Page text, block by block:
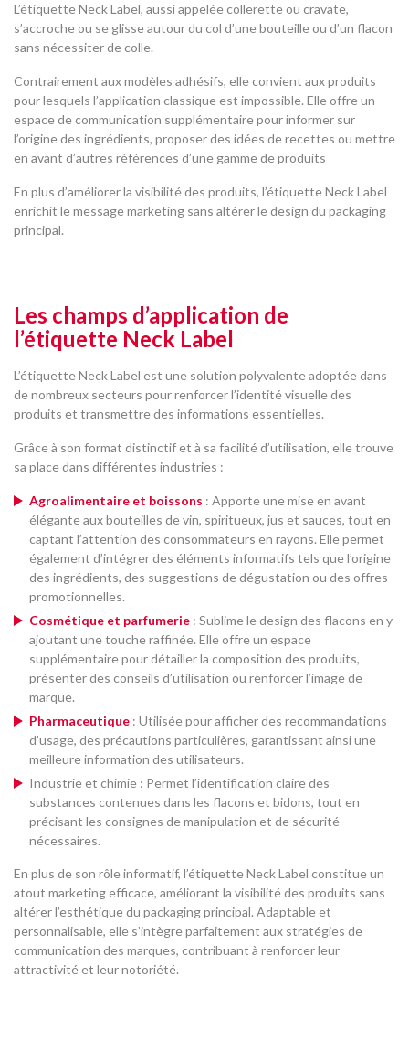
L’étiquette Neck Label, aussi appelée collerette ou cravate,
s’accroche ou se glisse autour du col d’une bouteille ou d’un flacon
sans nécessiter de colle.
Contrairement aux modèles adhésifs, elle convient aux produits
pour lesquels l’application classique est impossible. Elle offre un
espace de communication supplémentaire pour informer sur
l’origine des ingrédients, proposer des idées de recettes ou mettre
en avant d’autres références d’une gamme de produits
En plus d’améliorer la visibilité des produits, l’étiquette Neck Label
enrichit le message marketing sans altérer le design du packaging
principal.
Les champs d’application de
l’étiquette Neck Label
L’étiquette Neck Label est une solution polyvalente adoptée dans
de nombreux secteurs pour renforcer l’identité visuelle des
produits et transmettre des informations essentielles.
Grâce à son format distinctif et à sa facilité d’utilisation, elle trouve
sa place dans différentes industries :
Agroalimentaire et boissons : Apporte une mise en avant
élégante aux bouteilles de vin, spiritueux, jus et sauces, tout en
captant l’attention des consommateurs en rayons. Elle permet
également d’intégrer des éléments informatifs tels que l’origine
des ingrédients, des suggestions de dégustation ou des offres
promotionnelles.
Cosmétique et parfumerie : Sublime le design des flacons en y
ajoutant une touche raffinée. Elle offre un espace
supplémentaire pour détailler la composition des produits,
présenter des conseils d’utilisation ou renforcer l’image de
marque.
Pharmaceutique : Utilisée pour afficher des recommandations
d’usage, des précautions particulières, garantissant ainsi une
meilleure information des utilisateurs.
Industrie et chimie : Permet l’identification claire des
substances contenues dans les flacons et bidons, tout en
précisant les consignes de manipulation et de sécurité
nécessaires.
En plus de son rôle informatif, l’étiquette Neck Label constitue un
atout marketing efficace, améliorant la visibilité des produits sans
altérer l’esthétique du packaging principal. Adaptable et
personnalisable, elle s’intègre parfaitement aux stratégies de
communication des marques, contribuant à renforcer leur
attractivité et leur notoriété.